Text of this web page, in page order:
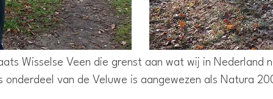
Wisselse Veen die grenst aan wat wij in Nederland
onderdeel van de Veluwe is aangewezen als Natura